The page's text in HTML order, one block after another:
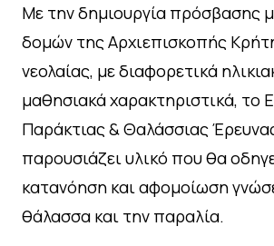
Με την δημιουργία πρόσβασης
δομών της Αρχιεπισκοπής
νεολαίας, με διαφορετικά
μαθησιακά χαρακτηριστικά, το
Παράκτιας & Θαλάσσιας
παρουσιάζει υλικό που θα
κατανόηση και αφομοίωση
θάλασσα και την παραλία.